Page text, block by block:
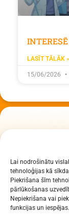
Lai nodrošinātu
tehnoloģijas kā
Piekrišana šīm
pārlūkošanas
Nepiekrišana vai
funkcijas un iespējas.
LASĪT TĀLĀK »
15/06/2026
Daugavpils